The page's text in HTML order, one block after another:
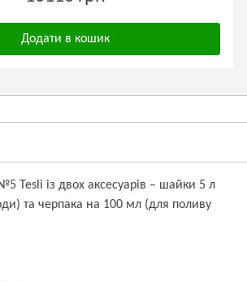
Додати в кошик
Tesli із двох аксесуарів – шайки 5 л
та черпака на 100 мл (для поливу